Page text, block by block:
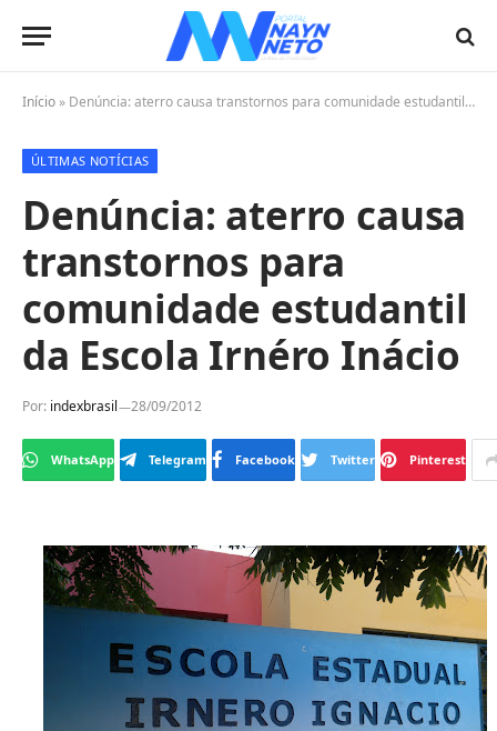
Início » Denúncia: aterro causa transtornos para comunidade estudantil da Escola Irnéro Inácio
ÚLTIMAS NOTÍCIAS
Denúncia: aterro causa
transtornos para
comunidade estudantil
da Escola Irnéro Inácio
Por: indexbrasil 28/09/2012
WhatsApp Telegram Facebook Twitter Pinterest